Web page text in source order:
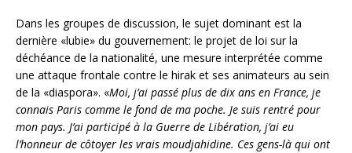
Dans les groupes de discussion, le sujet dominant est la
dernière «lubie» du gouvernement: le projet de loi sur la
déchéance de la nationalité, une mesure interprétée comme
une attaque frontale contre le hirak et ses animateurs au sein
de la «diaspora». «Moi, j’ai passé plus de dix ans en France, je
connais Paris comme le fond de ma poche. Je suis rentré pour
mon pays. J’ai participé à la Guerre de Libération, j’ai eu
l’honneur de côtoyer les vrais moudjahidine. Ces gens-là qui ont